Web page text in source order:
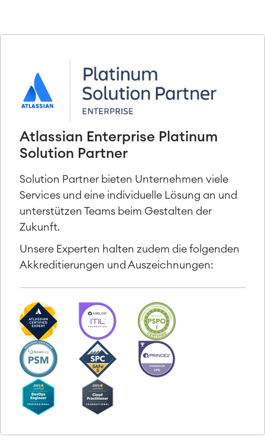
Atlassian Enterprise Platinum
Solution Partner
Solution Partner bieten Unternehmen viele
Services und eine individuelle Lösung an und
unterstützen Teams beim Gestalten der
Zukunft.
Unsere Experten halten zudem die folgenden
Akkreditierungen und Auszeichnungen: